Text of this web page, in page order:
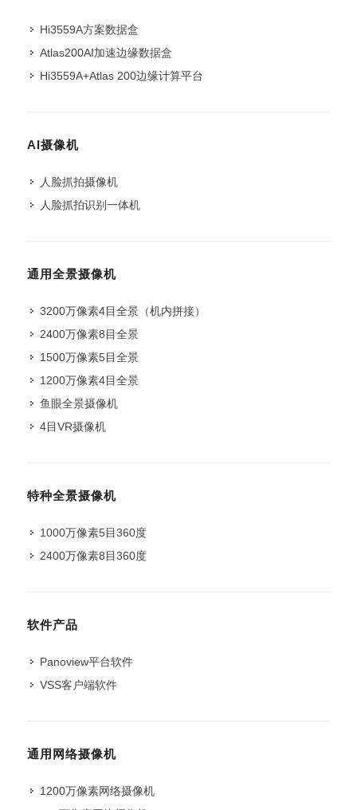
Hi3559A方案数据盒
Atlas200AI加速边缘数据盒
Hi3559A+Atlas 200边缘计算平台
AI摄像机
人脸抓拍摄像机
人脸抓拍识别一体机
通用全景摄像机
3200万像素4目全景（机内拼接）
2400万像素8目全景
1500万像素5目全景
1200万像素4目全景
鱼眼全景摄像机
4目VR摄像机
特种全景摄像机
1000万像素5目360度
2400万像素8目360度
软件产品
Panoview平台软件
VSS客户端软件
通用网络摄像机
1200万像素网络摄像机